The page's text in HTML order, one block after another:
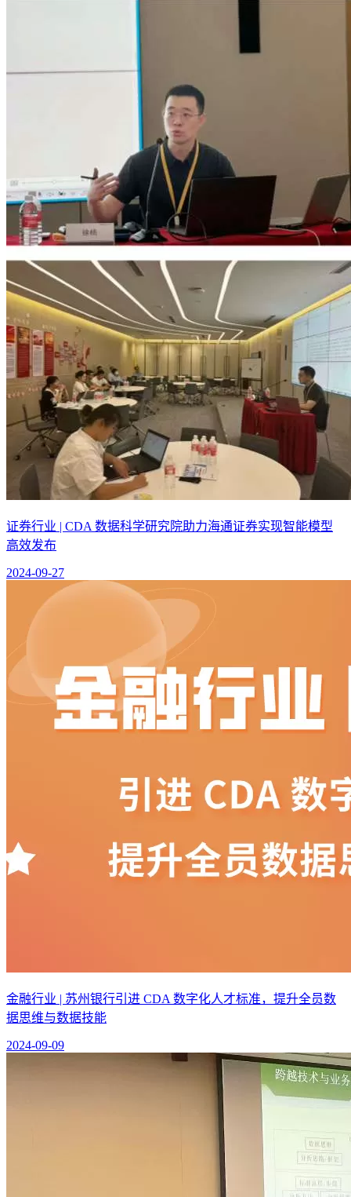
证券行业 | CDA 数据科学研究院助力海通证券实现智能模型
高效发布
2024-09-27
金融行业 | 苏州银行引进 CDA 数字化人才标准，提升全员数
据思维与数据技能
2024-09-09